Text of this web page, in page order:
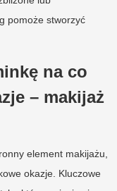
pomoże stworzyć
na co
– makijaż
element makijażu,
okazje. Kluczowe